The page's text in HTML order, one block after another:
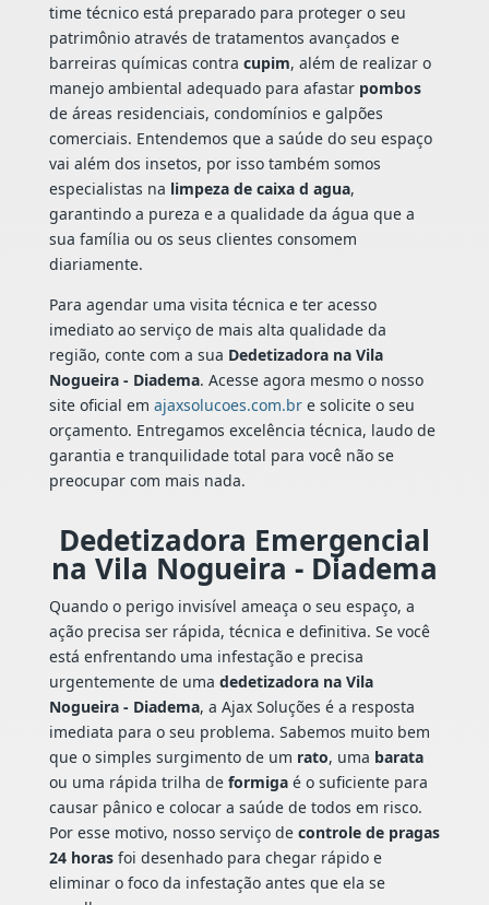
time técnico está preparado para proteger o seu
patrimônio através de tratamentos avançados e
barreiras químicas contra cupim, além de realizar o
manejo ambiental adequado para afastar pombos
de áreas residenciais, condomínios e galpões
comerciais. Entendemos que a saúde do seu espaço
vai além dos insetos, por isso também somos
especialistas na limpeza de caixa d agua,
garantindo a pureza e a qualidade da água que a
sua família ou os seus clientes consomem
diariamente.
Para agendar uma visita técnica e ter acesso
imediato ao serviço de mais alta qualidade da
região, conte com a sua Dedetizadora na Vila
Nogueira - Diadema. Acesse agora mesmo o nosso
site oficial em ajaxsolucoes.com.bre solicite o seu
orçamento. Entregamos excelência técnica, laudo de
garantia e tranquilidade total para você não se
preocupar com mais nada.
Dedetizadora Emergencial
na Vila Nogueira - Diadema
Quando o perigo invisível ameaça o seu espaço, a
ação precisa ser rápida, técnica e definitiva. Se você
está enfrentando uma infestação e precisa
urgentemente de uma dedetizadora na Vila
Nogueira - Diadema, a Ajax Soluções é a resposta
imediata para o seu problema. Sabemos muito bem
que o simples surgimento de um rato, uma barata
ou uma rápida trilha de formigaé o suficiente para
causar pânico e colocar a saúde de todos em risco.
Por esse motivo, nosso serviço de controle de pragas
24 horasfoi desenhado para chegar rápido e
eliminar o foco da infestação antes que ela se